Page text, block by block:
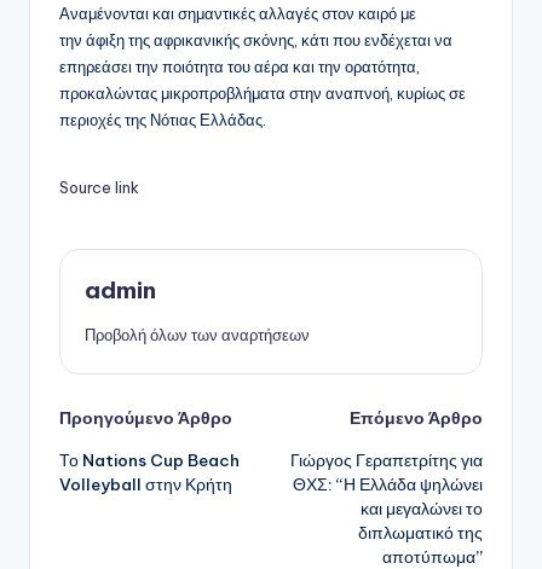
Αναμένονται και σημαντικές αλλαγές στον καιρό με
την άφιξη της αφρικανικής σκόνης, κάτι που ενδέχεται να
επηρεάσει την ποιότητα του αέρα και την ορατότητα,
προκαλώντας μικροπροβλήματα στην αναπνοή, κυρίως σε
περιοχές της Νότιας Ελλάδας.
Source link
admin
Προβολή όλων των αναρτήσεων
Πλοήγηση
δημοσιεύσεων
Προηγούμενο Άρθρο
Το Nations Cup Beach
Volleyball στην Κρήτη
Επόμενο Άρθρο
Γιώργος Γεραπετρίτης για
ΘΧΣ: “Η Ελλάδα ψηλώνει
και μεγαλώνει το
διπλωματικό της
αποτύπωμα”